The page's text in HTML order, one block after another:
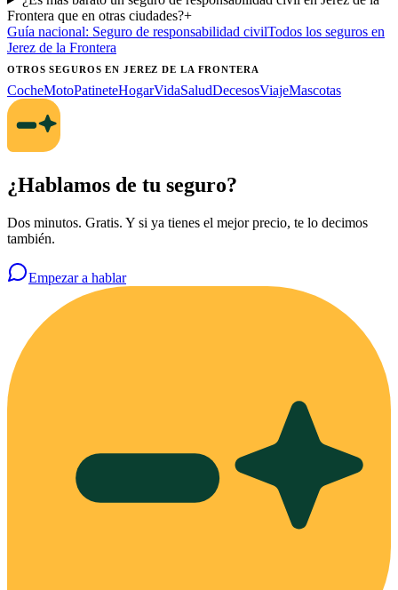
Frontera que en otras ciudades?+
Guía nacional: Seguro de responsabilidad civilTodos los seguros en
Jerez de la Frontera
OTROS SEGUROSEN JEREZ DE LA FRONTERA
CocheMotoPatineteHogarVidaSaludDecesosViajeMascotas
¿Hablamos de tu seguro?
Dos minutos. Gratis. Y si ya tienes el mejor precio, te lo decimos
también.
Empezar a hablar